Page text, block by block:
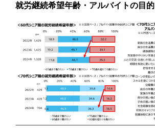
就労継続希望年齢・アルバイトの目的